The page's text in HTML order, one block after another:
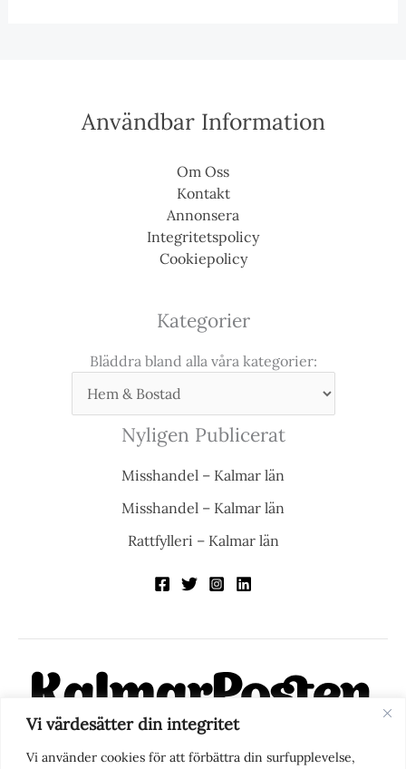
Vi värdesätter din integritet
Vi använder cookies för att förbättra din surfupplevelse,
Användbar Information
Om Oss
Kontakt
Annonsera
Integritetspolicy
Cookiepolicy
Kategorier
Bläddra bland alla våra kategorier:
Nyligen Publicerat
Misshandel – Kalmar län
Misshandel – Kalmar län
Rattfylleri – Kalmar län
KalmarPosten är en modern lokalnyhetstidning på nätet. Med
fokus på Kalmarregionen, men också med blick för det större